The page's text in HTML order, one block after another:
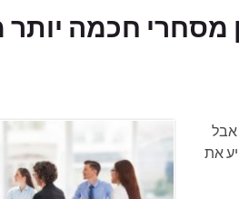
חכמה יותר
אבל
את